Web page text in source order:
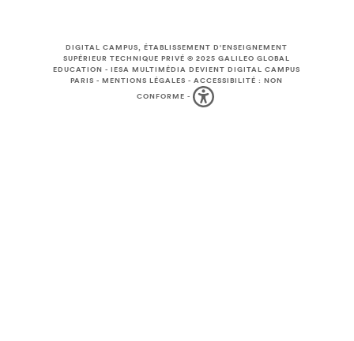
DIGITAL CAMPUS, ÉTABLISSEMENT D'ENSEIGNEMENT
SUPÉRIEUR TECHNIQUE PRIVÉ © 2025GALILEO GLOBAL
EDUCATION -IESA MULTIMÉDIA DEVIENT DIGITAL CAMPUS
PARIS -MENTIONS LÉGALES -ACCESSIBILITÉ : NON
CONFORME -